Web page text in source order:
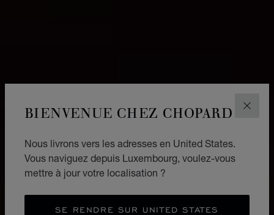
BIENVENUE CHEZ CHOPARD
Nous livrons vers les adresses en United States.
Vous naviguez depuis Luxembourg, voulez-vous
mettre à jour votre localisation ?
SE RENDRE SUR UNITED STATES